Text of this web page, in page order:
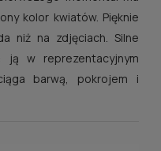
kolor kwiatów. Pięknie
niż na zdjęciach. Silne
ją w reprezentacyjnym
barwą, pokrojem i